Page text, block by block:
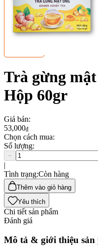
Trà gừng
Hộp 60gr
Giá bán:
53,000₫
Chọn cách mua:
Số lượng:
−
|
Tình trạng:Còn hàng
Thêm vào giỏ hàng
Yêu thích
Chi tiết sản phẩm
Đánh giá
Mô tả & giới thiệu sản